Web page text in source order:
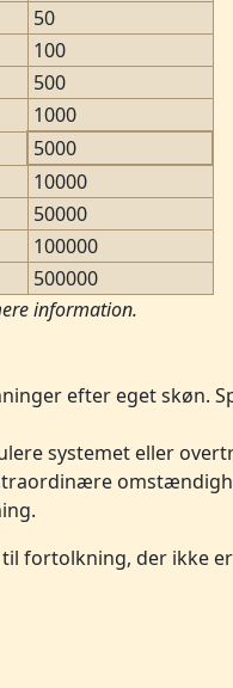
50
100
500
1000
5000
10000
50000
100000
500000
information.
efter eget skøn.
systemet eller
fortolkning, der ikke